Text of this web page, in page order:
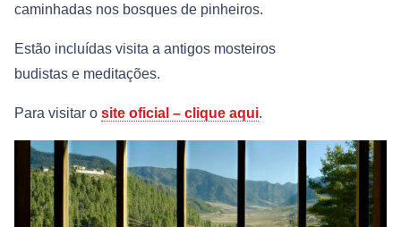
caminhadas nos bosques de pinheiros.
Estão incluídas visita a antigos mosteiros
budistas e meditações.
Para visitar o site oficial – clique aqui.